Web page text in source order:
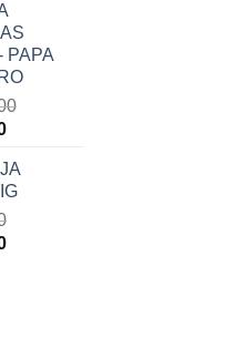
actual
es:
$89,900.00.
PAPA
actual
es: